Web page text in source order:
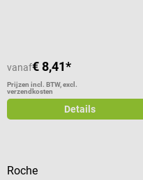
vanaf€ 8,41*
Prijzen incl. BTW, excl.
verzendkosten
Details
Roche